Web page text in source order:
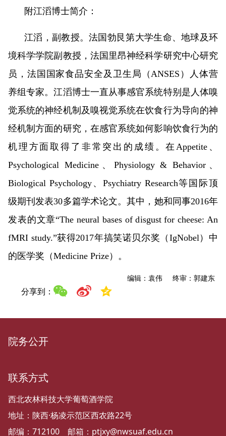
附江滔博士简介：
江滔，副教授。法国勃艮第大学生命、地球及环
境科学学院副教授，法国里昂神经科学研究中心研究
员，法国国家食品安全及卫生局（ANSES）人体营
养组专家。江滔博士一直从事感官系统特别是人体嗅
觉系统的神经机制及嗅视觉系统在饮食行为导向的神
经机制方面的研究，在感官系统如何影响饮食行为的
机理方面取得了非常突出的成绩。在Appetite、
Psychological Medicine、Physiology & Behavior、
Biological Psychology、Psychiatry Research等国际顶
级期刊发表30多篇学术论文。其中，她和同事2016年
发表的文章“The neural bases of disgust for cheese: An
fMRI study.”获得2017年搞笑诺贝尔奖（IgNobel）中
的医学奖（Medicine Prize）。
编辑：袁伟 终审：郭建东
分享到：
院务公开
联系方式
西北农林科技大学葡萄酒学院
地址：陕西·杨凌示范区西农路22号
邮编：712100 邮箱：ptjxy@nwsuaf.edu.cn